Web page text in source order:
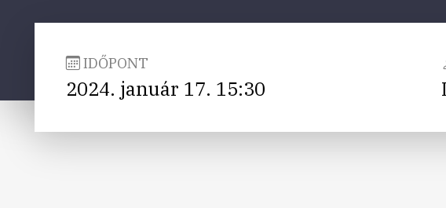
IDŐPONT
2024. január 17. 15:30